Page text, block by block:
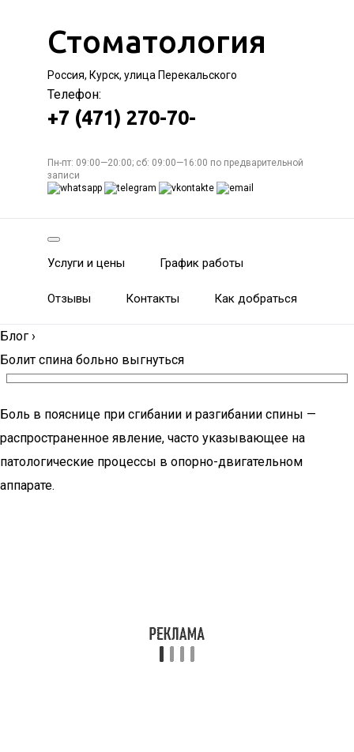
Стоматология
Россия, Курск, улица Перекальского
Телефон:
+7 (471) 270-70-
Пн-пт: 09:00—20:00; сб: 09:00—16:00 по предварительной
записи
Услуги и цены График работы
Отзывы Контакты Как добраться
Блог ›
Болит спина больно выгнуться
Боль в пояснице при сгибании и разгибании спины —
распространенное явление, часто указывающее на
патологические процессы в опорно-двигательном
аппарате.